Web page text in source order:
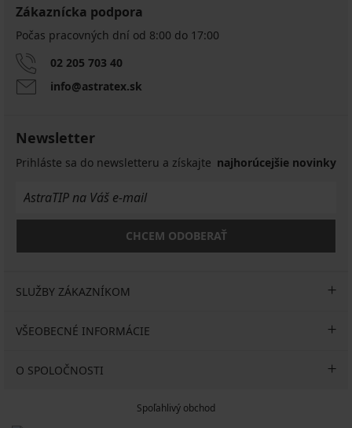
Zákaznícka podpora
Počas pracovných dní od 8:00 do 17:00
02 205 703 40
info@astratex.sk
Newsletter
Prihláste sa do newsletteru a získajte najhorúcejšie novinky
CHCEM ODOBERAŤ
SLUŽBY ZÁKAZNÍKOM
VŠEOBECNÉ INFORMÁCIE
O SPOLOČNOSTI
Spoľahlivý obchod